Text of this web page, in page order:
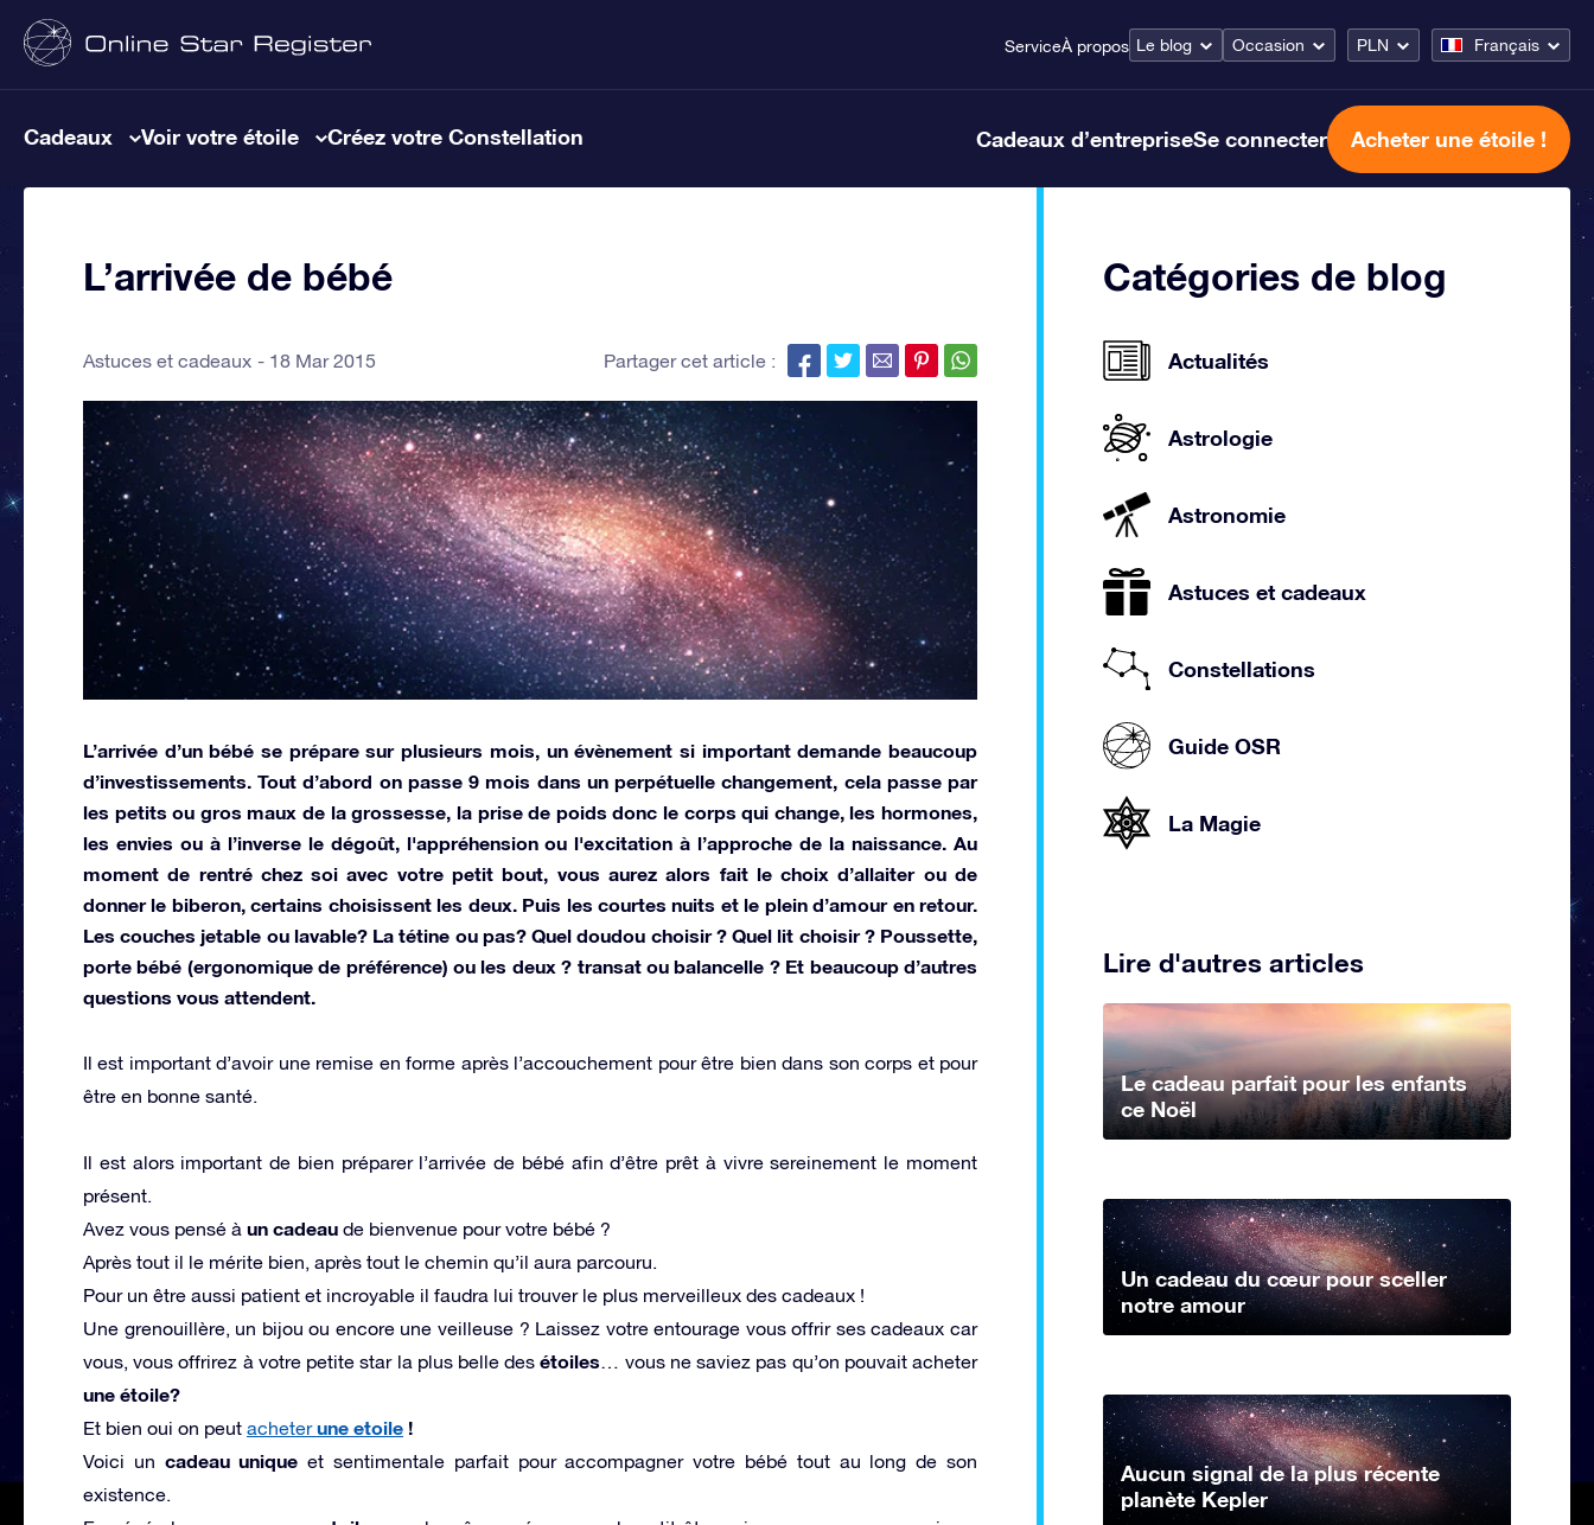
ServiceÀ propos Le blog Occasion PLN Français
Cadeaux Voir votre étoile Créez votre Constellation Cadeaux d’entrepriseSe connecter Acheter une étoile !
L’arrivée de bébé
Astuces et cadeaux 18 Mar 2015 Partager cet article :
L’arrivée d’un bébése prépare sur plusieurs mois, un évènement si important demande beaucoup
d’investissements. Tout d’abord on passe 9 mois dans un perpétuelle changement, cela passe par
les petits ou gros maux de la grossesse, la prise de poids donc le corps qui change, les hormones,
les envies ou à l’inverse le dégoût, l'appréhension ou l'excitation à l’approche de la naissance. Au
moment de rentré chez soi avec votre petit bout, vous aurez alors fait le choix d’allaiter ou de
donner le biberon, certains choisissent les deux. Puis les courtes nuits et le plein d’amour en retour.
Les couches jetable ou lavable? La tétine ou pas? Quel doudou choisir ? Quel lit choisir ? Poussette,
porte bébé (ergonomique de préférence) ou les deux ? transat ou balancelle ? Et beaucoup d’autres
questions vous attendent.
Il est important d’avoir une remise en forme après l’accouchement pour être bien dans son corps et pour
être en bonne santé.
Il est alors important de bien préparer l’arrivée de bébé afin d’être prêt à vivre sereinement le moment
présent.
Avez vous pensé à un cadeau de bienvenue pour votre bébé ?
Après tout il le mérite bien, après tout le chemin qu’il aura parcouru.
Pour un être aussi patient et incroyable il faudra lui trouver le plus merveilleux des cadeaux !
Une grenouillère, un bijou ou encore une veilleuse ? Laissez votre entourage vous offrir ses cadeaux car
vous, vous offrirez à votre petite star la plus belle desétoiles… vous ne saviez pas qu’on pouvait acheter
une étoile?
Et bien oui on peut acheterune etoile !
Voici un cadeau unique et sentimentale parfait pour accompagner votre bébé tout au long de son
existence.
Catégories de blog
Actualités
Astrologie
Astronomie
Astuces et cadeaux
Constellations
Guide OSR
La Magie
Lire d'autres articles
Le cadeau parfait pour les enfants
ce Noël
Un cadeau du cœur pour sceller
notre amour
Aucun signal de la plus récente
planète Kepler